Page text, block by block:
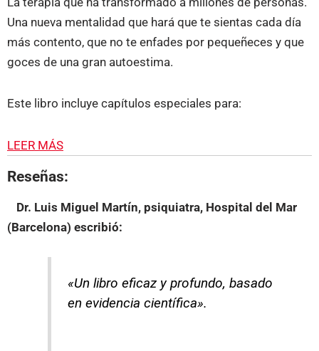
Una nueva mentalidad que hará que te sientas cada día
más contento, que no te enfades por pequeñeces y que
goces de una gran autoestima.
Este libro incluye capítulos especiales para:
LEER MÁS
Reseñas:
Dr. Luis Miguel Martín, psiquiatra, Hospital del Mar
(Barcelona) escribió:
«Un libro eficaz y profundo, basado
en evidencia científica».